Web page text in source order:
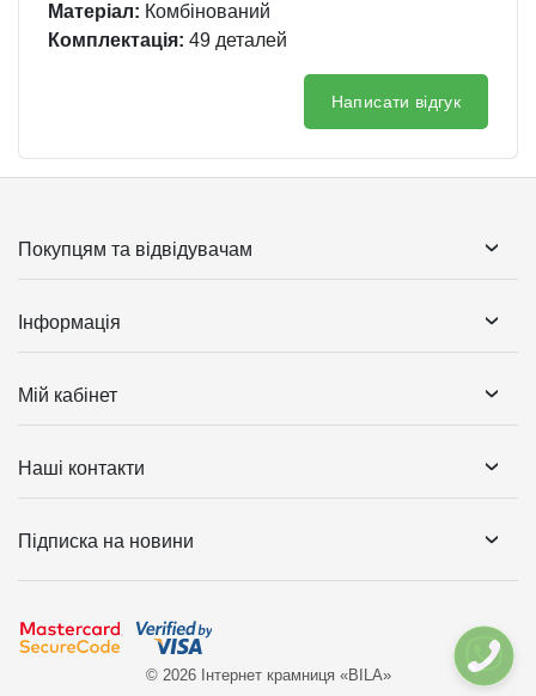
Матеріал: Комбінований
Комплектація: 49 деталей
Написати відгук
Покупцям та відвідувачам
Інформація
Мій кабінет
Наші контакти
Підписка на новини
© 2026 Інтернет крамниця «BILA»